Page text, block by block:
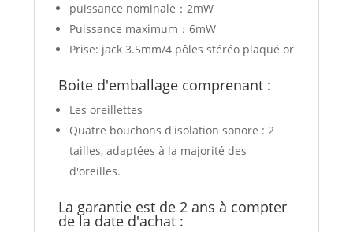
puissance nominale：2mW
Puissance maximum：6mW
Prise: jack 3.5mm/4 pôles stéréo plaqué or
Boite d'emballage comprenant :
Les oreillettes
Quatre bouchons d'isolation sonore : 2
tailles, adaptées à la majorité des
d'oreilles.
La garantie est de 2 ans à compter
de la date d'achat :